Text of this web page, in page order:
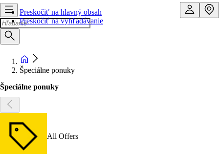
Preskočiť na hlavný obsah
Preskočiť na vyhľadávanie
Špeciálne ponuky
Špeciálne ponuky
All Offers